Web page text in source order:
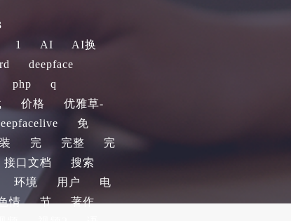
1 AI
AI换
deepface
php
q
价格
优雅草-
免
完 完整
完
接口文档
搜索
环境 用户
电
情 节
著作